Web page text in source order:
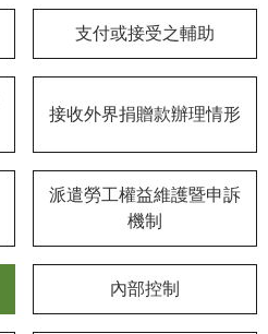
支付或接受之輔助
接收外界捐贈款辦理情形
派遣勞工權益維護暨申訴
機制
內部控制